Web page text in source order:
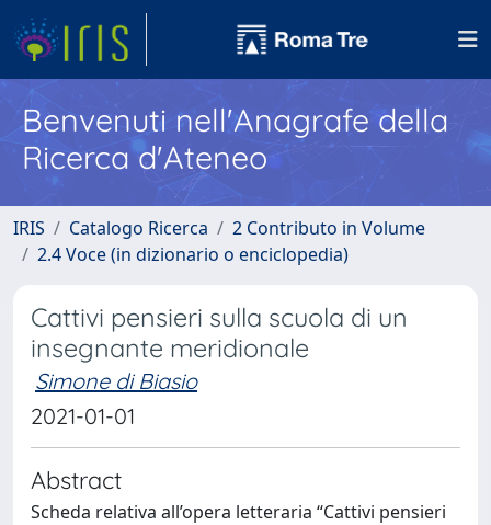
Benvenuti nell'Anagrafe della
Ricerca d'Ateneo
IRIS Catalogo Ricerca
2 Contributo in Volume
2.4 Voce (in dizionario o enciclopedia)
Cattivi pensieri sulla scuola di un
insegnante meridionale
Simone di Biasio
2021-01-01
Abstract
Scheda relativa all’opera letteraria “Cattivi pensieri